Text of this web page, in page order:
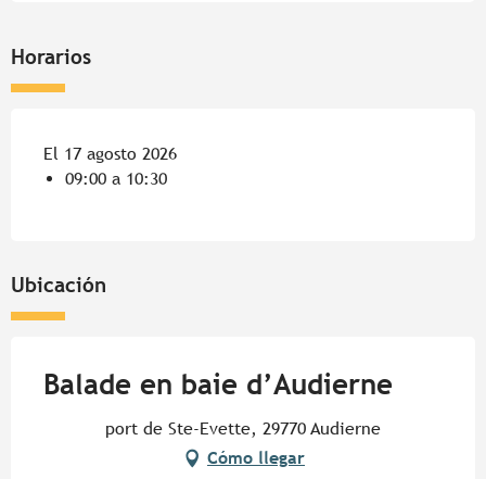
Horarios
El 17 agosto 2026
09:00 a 10:30
Ubicación
Balade en baie d’Audierne
port de Ste-Evette, 29770 Audierne
Cómo llegar